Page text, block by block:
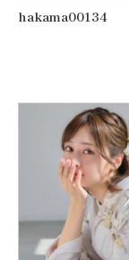
hakama00134